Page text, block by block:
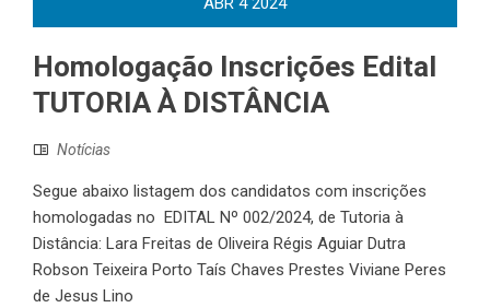
Homologação Inscrições Edital
TUTORIA À DISTÂNCIA
Notícias
Segue abaixo listagem dos candidatos com inscrições
homologadas no EDITAL Nº 002/2024, de Tutoria à
Distância: Lara Freitas de Oliveira Régis Aguiar Dutra
Robson Teixeira Porto Taís Chaves Prestes Viviane Peres
de Jesus Lino